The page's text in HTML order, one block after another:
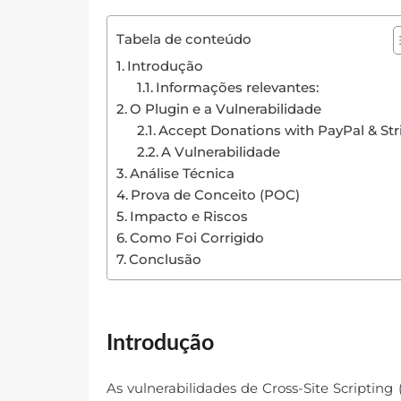
Tabela de conteúdo
Introdução
Informações relevantes:
O Plugin e a Vulnerabilidade
Accept Donations with PayPal &
A Vulnerabilidade
Análise Técnica
Prova de Conceito (POC)
Impacto e Riscos
Como Foi Corrigido
Conclusão
Introdução
As vulnerabilidades de Cross-Site